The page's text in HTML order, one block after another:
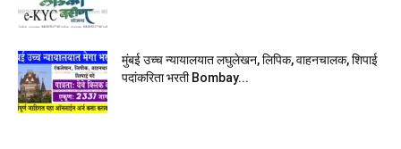
मुंबई उच्च न्यायालयात लघुलेखन, लिपिक, वाहनचालक, शिपाई
पदांकरिता भरती Bombay...